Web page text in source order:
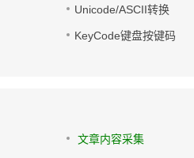
Unicode/ASCII转换
KeyCode键盘按键码
文章内容采集